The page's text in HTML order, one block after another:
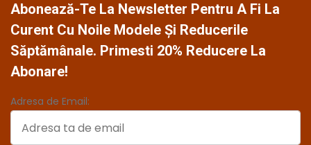
Abonează-Te La Newsletter Pentru A Fi La
Curent Cu Noile Modele Și Reducerile
Săptămânale. Primesti 20% Reducere La
Abonare!
Adresa de Email: